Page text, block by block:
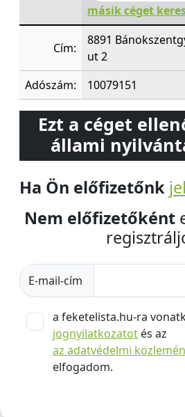
másik céget
Cím:
8891
ut 2
Adószám:
10079151
Ezt a céget
állami
Ha Ön előfizetőnk
Nem előfizetőként
E-mail-cím
a feketelista.hu-ra
jognyilatkozatot és az
az adatvédelmi
elfogadom.